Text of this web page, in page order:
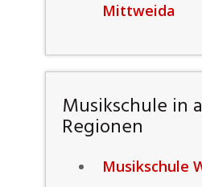
Mittweida
Musikschule in
Regionen
Musikschule